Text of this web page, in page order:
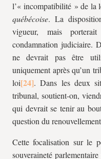
l’« incompatibilité » de la
québécoise. La
vigueur, mais
condamnation judiciaire.
ne devrait pas être
uniquement après qu’un
loi
. Dans les deux
tribunal, soutient-on,
qui devrait se tenir au
question du
Cette focalisation sur le
souveraineté